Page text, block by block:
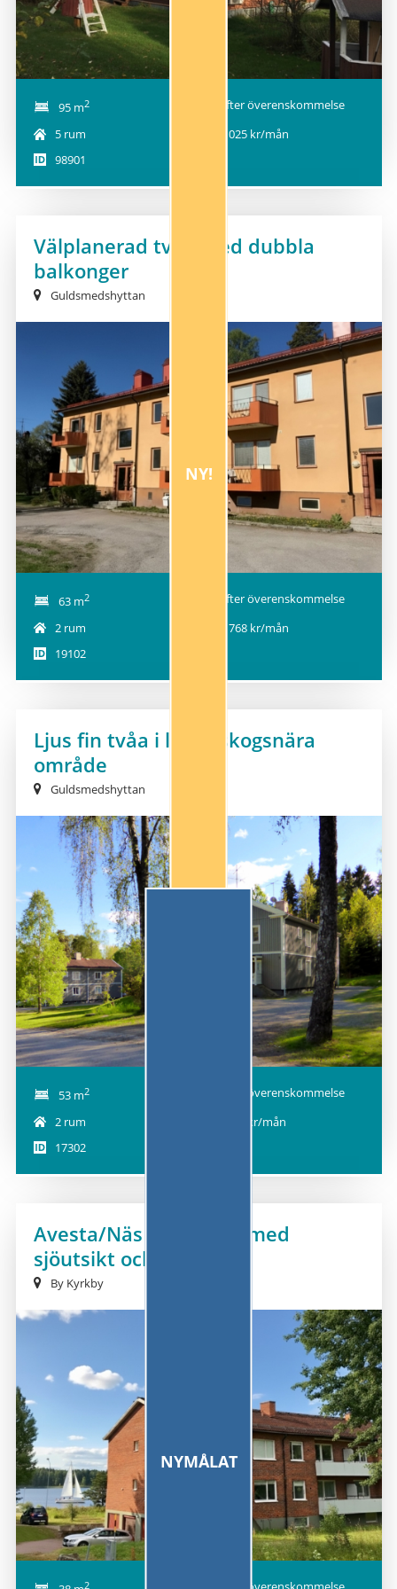
95 m2
Efter överenskommelse
5 rum
9 025 kr/mån
98901
Välplanerad tvåa med dubbla
balkonger
Guldsmedshyttan
63 m2
Efter överenskommelse
2 rum
5 768 kr/mån
19102
Ljus fin tvåa i lugnt skogsnära
område
Guldsmedshyttan
NY!
53 m2
Efter överenskommelse
2 rum
5970 kr/mån
17302
Avesta/Näs Bruk: Etta med
sjöutsikt och låg hyra
By Kyrkby
2
NYMÅLAT